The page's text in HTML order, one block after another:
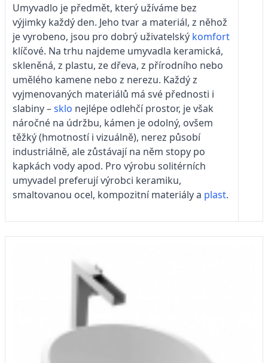
Umyvadlo je předmět, který užíváme bez
výjimky každý den. Jeho tvar a materiál, z něhož
je vyrobeno, jsou pro dobrý uživatelský komfort
klíčové. Na trhu najdeme umyvadla keramická,
skleněná, z plastu, ze dřeva, z přírodního nebo
umělého kamene nebo z nerezu. Každý z
vyjmenovaných materiálů má své přednosti i
slabiny –sklo nejlépe odlehčí prostor, je však
náročné na údržbu, kámen je odolný, ovšem
těžký (hmotností i vizuálně), nerez působí
industriálně, ale zůstávají na něm stopy po
kapkách vody apod. Pro výrobu solitérních
umyvadel preferují výrobci keramiku,
smaltovanou ocel, kompozitní materiály a plast.